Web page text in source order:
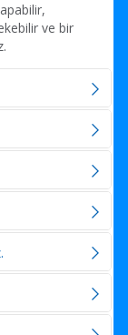
ve bir